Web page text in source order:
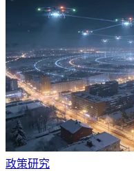
政策研究